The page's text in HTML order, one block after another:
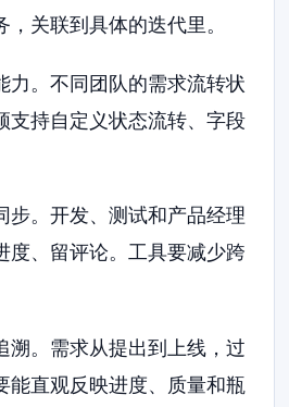
关联到具体的迭代里。
力。不同团队的需求流转状
支持自定义状态流转、字段
步。开发、测试和产品经理
度、留评论。工具要减少跨
溯。需求从提出到上线，过
能直观反映进度、质量和瓶